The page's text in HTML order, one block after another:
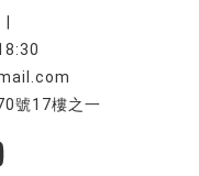
號17樓之一